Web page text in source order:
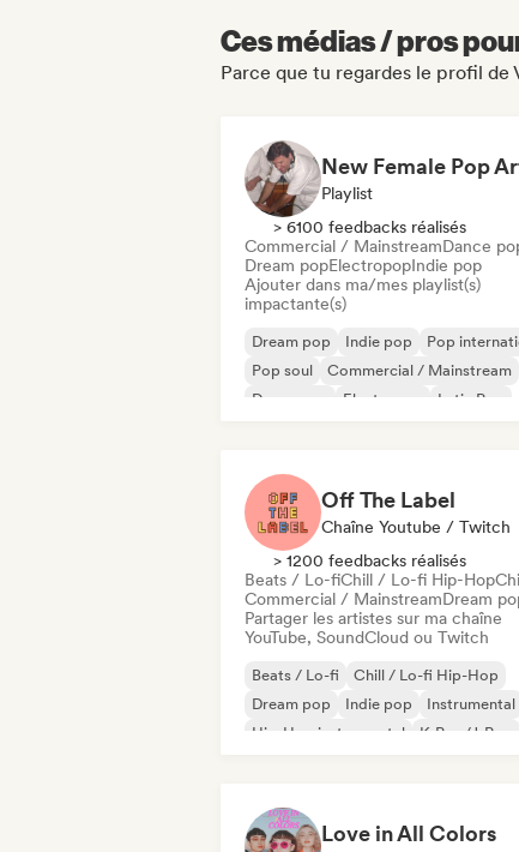
Ces médias / pros
Parce que tu regardes le profil de
Playlist
> 6100 feedbacks réalisés
Commercial / MainstreamDance
Dream popElectropopIndie pop
Ajouter dans ma/mes playlist(s)
impactante(s)
Dream pop Indie pop
Pop
Pop soul
Commercial / Mainstream
Dance pop
Electropop Latin Pop
Off The Label
Chaîne Youtube / Twitch
> 1200 feedbacks réalisés
Beats / Lo-fiChill / Lo-fi Hip-Hop
Commercial / MainstreamDream
Partager les artistes sur ma chaîne
YouTube, SoundCloud ou Twitch
Beats / Lo-fi
Chill / Lo-fi Hip-Hop
Dream pop
Indie pop
Instrumental
Hip-Hop instrumental
K-Pop/J-Pop
Love in All Colors